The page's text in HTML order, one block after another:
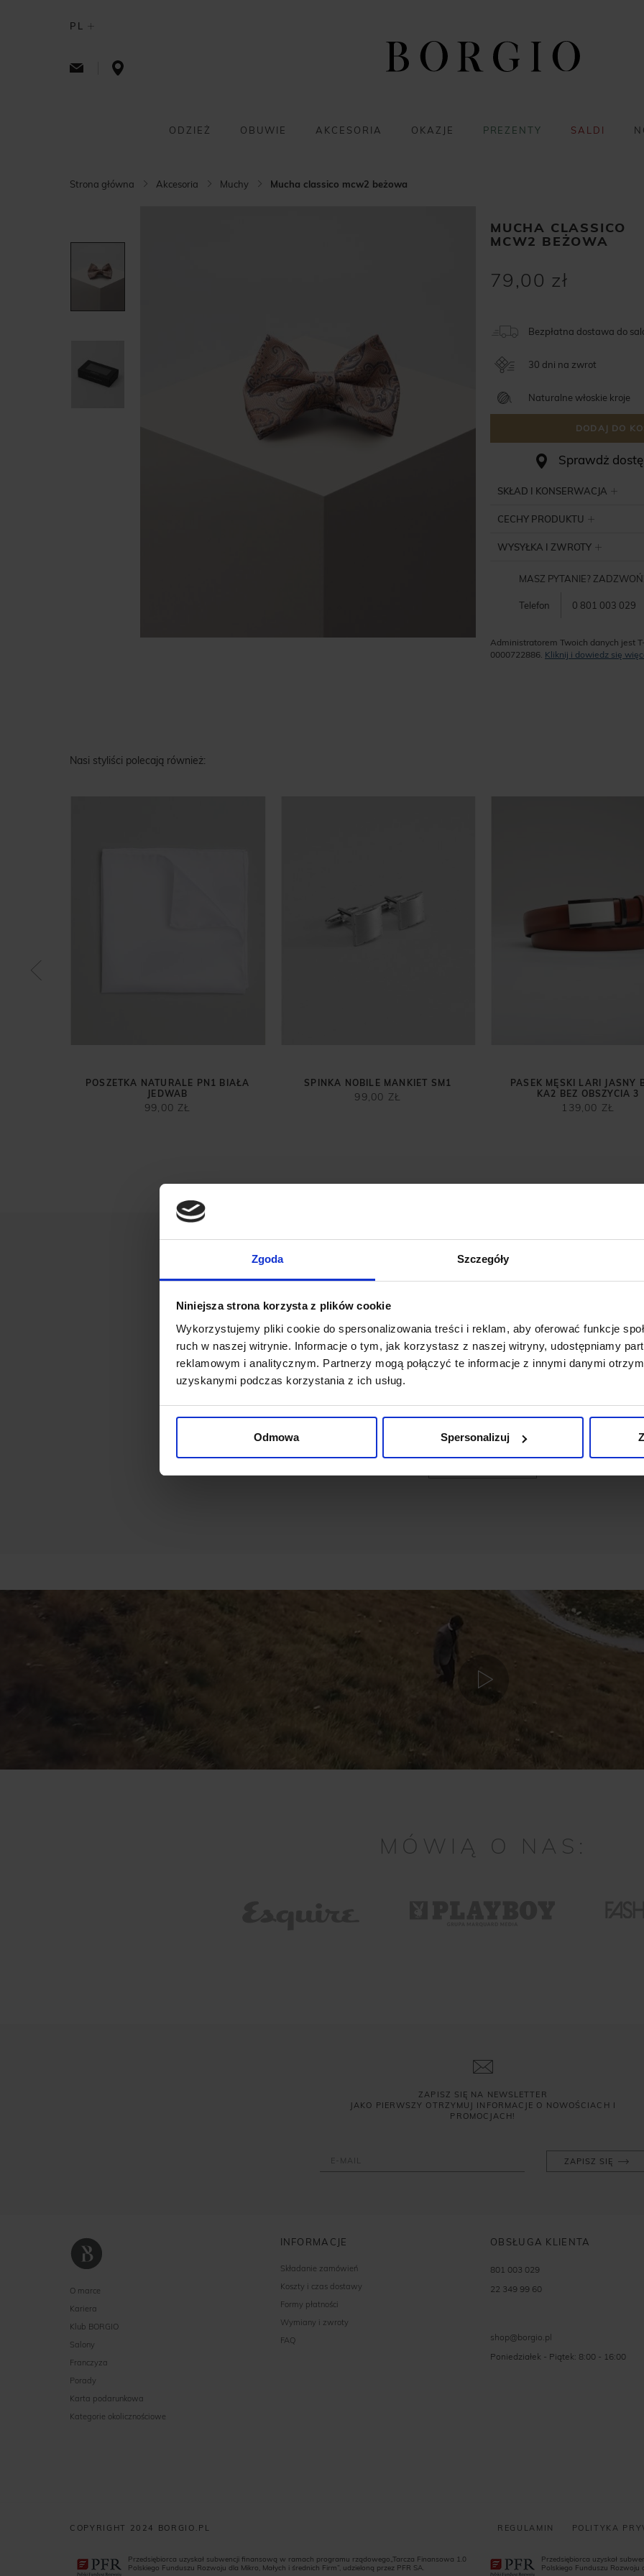
Zgoda Szczegóły
Niniejsza strona korzysta z plików cookie
Wykorzystujemy pliki cookie do spersonalizowania treści i reklam, aby oferować funkcje
ruch w naszej witrynie. Informacje o tym, jak korzystasz z naszej witryny, udostępniamy
reklamowym i analitycznym. Partnerzy mogą połączyć te informacje z innymi danymi
uzyskanymi podczas korzystania z ich usług.
Odmowa Spersonalizuj
PL
ODZIEŻ OBUWIE AKCESORIA OKAZJE PREZENTY SALDI
Strona główna Akcesoria Muchy Mucha classico mcw2 beżowa
MUCHA CLASSICO
MCW2 BEŻOWA
79,00 zł
Bezpłatna dostawa do
30 dni na zwrot
Naturalne włoskie kroje
DODAJ DO
Sprawdż
SKŁAD I KONSERWACJA
CECHY PRODUKTU
WYSYŁKA I ZWROTY
MASZ PYTANIE? ZADZWOŃ!
Telefon 0 801 003 029
Administratorem Twoich danych jest
0000722886. Kliknij i dowiedz się
Nasi styliści polecają również:
POSZETKA NATURALE PN1 BIAŁA
JEDWAB
99,00 ZŁ
SPINKA NOBILE MANKIET SM1
99,00 ZŁ
PASEK MĘSKI LARI JASNY
KA2 BEZ OBSZYCIA 3
139,00 ZŁ
OPINIE O PRODUKCIE: MUCHA
CLASSICO MCW2 BEŻOWA
Weryfikacja pochodzenia opinii nie jest dokonywana.
Ten produkt nie ma jeszcze opinii, dodaj opinię, bądź
pierwszy!
MÓWIĄ O NAS:
ZAPISZ SIĘ NA NEWSLETTER
JAKO PIERWSZY OTRZYMUJ INFORMACJE O NOWOŚCIACH I
PROMOCJACH!
ZAPISZ SIĘ
O marce
Kariera
Klub BORGIO
Salony
Franczyza
Porady
Karta podarunkowa
Kategorie okolicznościowe
INFORMACJE
Składanie zamówień
Koszty i czas dostawy
Formy płatności
Wymiany i zwroty
FAQ
OBSŁUGA KLIENTA
801 003 029
22 349 99 60
shop@borgio.pl
Poniedziałek - Piątek: 8:00 - 16:00
COPYRIGHT 2024 BORGIO.PL REGULAMIN POLITYKA
Przedsiębiorca uzyskał subwencji finansową w ramach programu rządowego„Tarcza Finansowa 1.0
Polskiego Funduszu Rozwoju dla Mikro, Małych i średnich Firm”, udzieloną przez PFR SA.
Przedsiębiorca uzyskał
Polskiego Funduszu Rozwoju